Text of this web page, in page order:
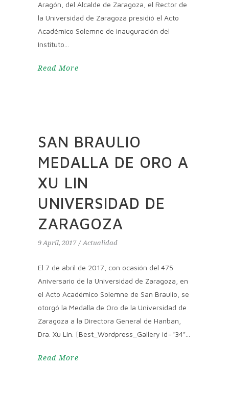
Aragón, del Alcalde de Zaragoza, el Rector de
la Universidad de Zaragoza presidió el Acto
Académico Solemne de inauguración del
Instituto
Read More
SAN BRAULIO
MEDALLA DE ORO A
XU LIN
UNIVERSIDAD DE
ZARAGOZA
9 April, 2017 Actualidad
El 7 de abril de 2017, con ocasión del 475
Aniversario de la Universidad de Zaragoza, en
el Acto Académico Solemne de San Braulio, se
otorgó la Medalla de Oro de la Universidad de
Zaragoza a la Directora General de Hanban,
Dra. Xu Lin. [Best_Wordpress_Gallery id="34"
Read More